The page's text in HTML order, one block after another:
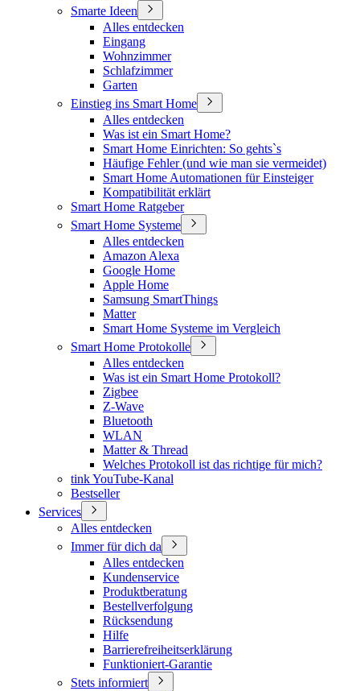
Smarte Ideen
Alles entdecken
Eingang
Wohnzimmer
Schlafzimmer
Garten
Einstieg ins Smart Home
Alles entdecken
Was ist ein Smart Home?
Smart Home Einrichten: So gehts`s
Häufige Fehler (und wie man sie vermeidet)
Smart Home Automationen für Einsteiger
Kompatibilität erklärt
Smart Home Ratgeber
Smart Home Systeme
Alles entdecken
Amazon Alexa
Google Home
Apple Home
Samsung SmartThings
Matter
Smart Home Systeme im Vergleich
Smart Home Protokolle
Alles entdecken
Was ist ein Smart Home Protokoll?
Zigbee
Z-Wave
Bluetooth
WLAN
Matter & Thread
Welches Protokoll ist das richtige für mich?
tink YouTube-Kanal
Bestseller
Services
Alles entdecken
Immer für dich da
Alles entdecken
Kundenservice
Produktberatung
Bestellverfolgung
Rücksendung
Hilfe
Barrierefreiheitserklärung
Funktioniert-Garantie
Stets informiert